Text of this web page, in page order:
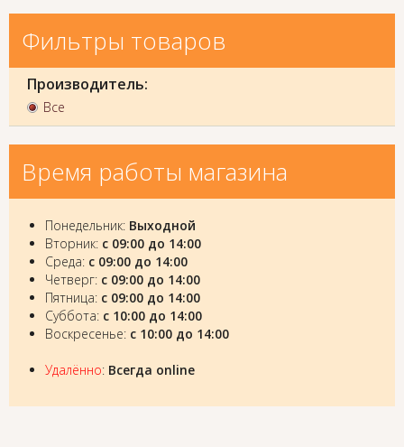
Фильтры товаров
Производитель:
Все
Время работы магазина
Понедельник: Выходной
Вторник: с 09:00 до 14:00
Среда: с 09:00 до 14:00
Четверг: с 09:00 до 14:00
Пятница: с 09:00 до 14:00
Суббота: с 10:00 до 14:00
Воскресенье: с 10:00 до 14:00
Удалённо: Всегда online